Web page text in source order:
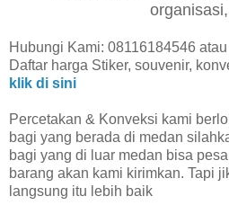
Hubungi Kami: 08116184546 atau
Daftar harga Stiker, souvenir,
klik di sini
Percetakan & Konveksi kami
bagi yang berada di medan
bagi yang di luar medan bisa
barang akan kami kirimkan. Tapi
langsung itu lebih baik